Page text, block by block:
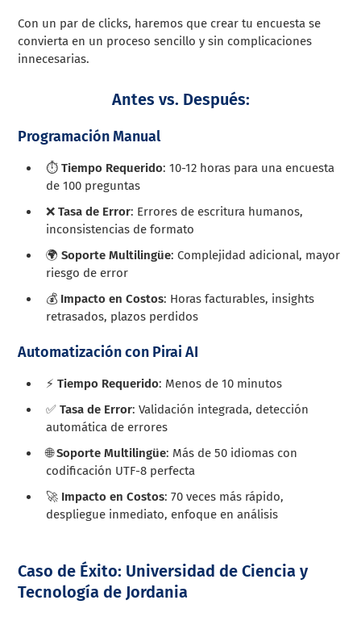
Con un par de clicks, haremos que crear tu encuesta se
convierta en un proceso sencillo y sin complicaciones
innecesarias.
Antes vs. Después:
Programación Manual
⏱️Tiempo Requerido: 10-12 horas para una encuesta
de 100 preguntas
❌Tasa de Error: Errores de escritura humanos,
inconsistencias de formato
🌍Soporte Multilingüe: Complejidad adicional, mayor
riesgo de error
💰 Impacto en Costos: Horas facturables, insights
retrasados, plazos perdidos
Automatización con Pirai AI
⚡Tiempo Requerido: Menos de 10 minutos
✅Tasa de Error: Validación integrada, detección
automática de errores
🌐Soporte Multilingüe: Más de 50 idiomas con
codificación UTF-8 perfecta
🚀 Impacto en Costos: 70 veces más rápido,
despliegue inmediato, enfoque en análisis
Caso de Éxito: Universidad de Ciencia y
Tecnología de Jordania